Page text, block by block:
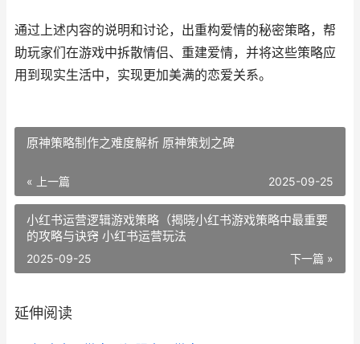
通过上述内容的说明和讨论，出重构爱情的秘密策略，帮
助玩家们在游戏中拆散情侣、重建爱情，并将这些策略应
用到现实生活中，实现更加美满的恋爱关系。
原神策略制作之难度解析 原神策划之碑
« 上一篇 2025-09-25
小红书运营逻辑游戏策略（揭晓小红书游戏策略中最重要
的攻略与诀窍 小红书运营玩法
下一篇 »
2025-09-25
延伸阅读